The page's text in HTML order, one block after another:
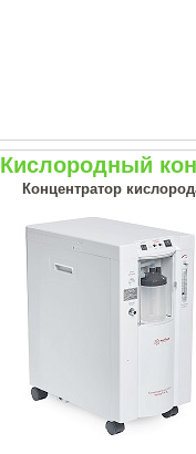
Кислородный
Концентратор